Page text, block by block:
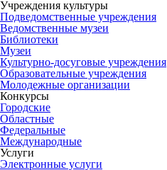
Учреждения культуры
Подведомственные учреждения
Ведомственные музеи
Библиотеки
Музеи
Культурно-досуговые учреждения
Образовательные учреждения
Молодежные организации
Конкурсы
Городские
Областные
Федеральные
Международные
Услуги
Электронные услуги